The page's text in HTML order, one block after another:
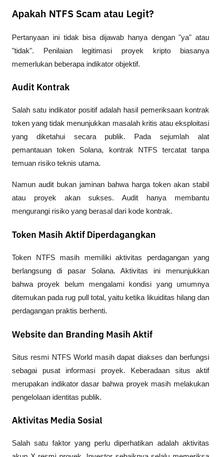
Apakah NTFS Scam atau Legit?
Pertanyaan ini tidak bisa dijawab hanya dengan "ya" atau
"tidak". Penilaian legitimasi proyek kripto biasanya
memerlukan beberapa indikator objektif.
Audit Kontrak
Salah satu indikator positif adalah hasil pemeriksaan kontrak
token yang tidak menunjukkan masalah kritis atau eksploitasi
yang diketahui secara publik. Pada sejumlah alat
pemantauan token Solana, kontrak NTFS tercatat tanpa
temuan risiko teknis utama.
Namun audit bukan jaminan bahwa harga token akan stabil
atau proyek akan sukses. Audit hanya membantu
mengurangi risiko yang berasal dari kode kontrak.
Token Masih Aktif Diperdagangkan
Token NTFS masih memiliki aktivitas perdagangan yang
berlangsung di pasar Solana. Aktivitas ini menunjukkan
bahwa proyek belum mengalami kondisi yang umumnya
ditemukan pada rug pull total, yaitu ketika likuiditas hilang dan
perdagangan praktis berhenti.
Website dan Branding Masih Aktif
Situs resmi NTFS World masih dapat diakses dan berfungsi
sebagai pusat informasi proyek. Keberadaan situs aktif
merupakan indikator dasar bahwa proyek masih melakukan
pengelolaan identitas publik.
Aktivitas Media Sosial
Salah satu faktor yang perlu diperhatikan adalah aktivitas